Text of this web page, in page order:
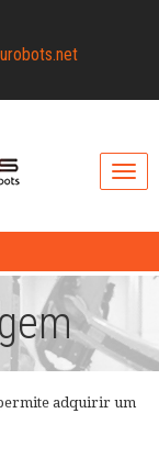
adquirir um